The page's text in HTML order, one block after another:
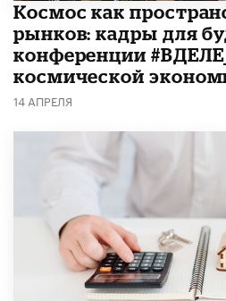
Космос как
рынков: кадры для
конференции
космической
14 АПРЕЛЯ